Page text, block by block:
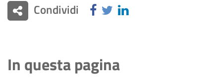
Condividi
In questa pagina